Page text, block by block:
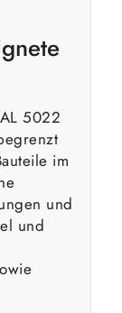
5022
im
und
und